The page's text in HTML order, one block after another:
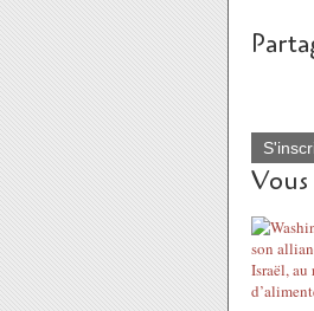
Vous